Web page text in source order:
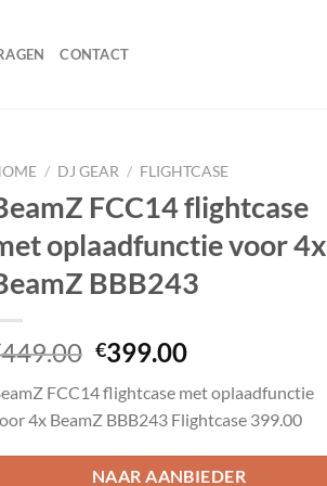
CONTACT
/ DJ GEAR / FLIGHTCASE
FCC14 flightcase
oplaadfunctie voor 4x
BBB243
449.00 Oorspronkelijke
was:
€449.00.
€399.00Huidige
is:
€399.00.
FCC14 flightcase met oplaadfunctie
4x BeamZ BBB243 Flightcase 399.00
NAAR AANBIEDER